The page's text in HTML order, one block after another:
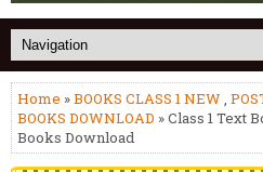
Home »BOOKS CLASS 1 NEW ,
BOOKS DOWNLOAD » Class 1 Text
Books Download